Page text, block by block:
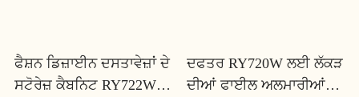
ਫੈਸ਼ਨ ਡਿਜ਼ਾਈਨ ਦਸਤਾਵੇਜ਼ਾਂ ਦੇ
ਸਟੋਰੇਜ਼ ਕੈਬਨਿਟ RY722W -
ਦਫਤਰ RY720W ਲਈ ਲੱਕੜ
ਦੀਆਂ ਫਾਈਲ ਅਲਮਾਰੀਆਂ